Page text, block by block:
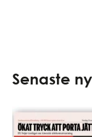
Senaste